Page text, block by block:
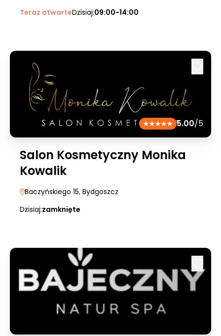
Teraz otwarteDzisiaj:09:00-14:00
5.00/5
Salon Kosmetyczny Monika
Kowalik
Baczyńskiego 15, Bydgoszcz
Dzisiaj:zamknięte